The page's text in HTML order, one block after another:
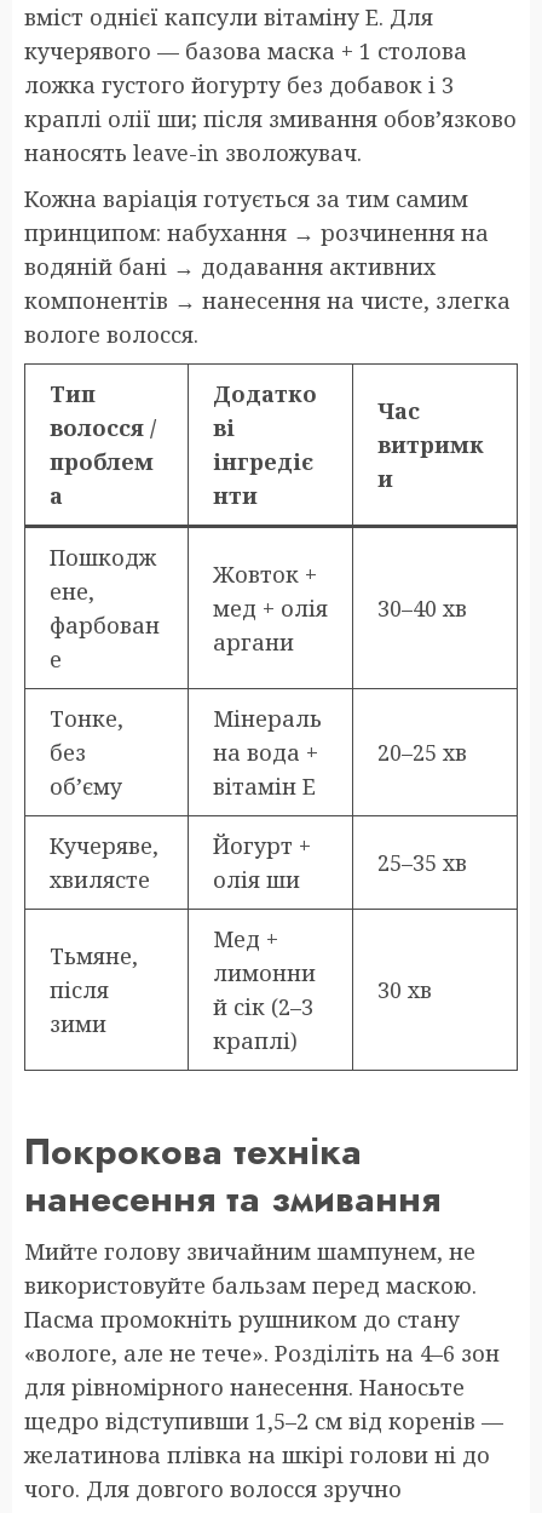
вміст однієї капсули вітаміну E. Для
кучерявого — базова маска + 1 столова
ложка густого йогурту без добавок і 3
краплі олії ши; після змивання обов’язково
наносять leave-in зволожувач.
Кожна варіація готується за тим самим
принципом: набухання → розчинення на
водяній бані → додавання активних
компонентів → нанесення на чисте, злегка
вологе волосся.
Тип
волосся /
проблем
а
Додатко
ві
інгредіє
нти
Час
витримк
и
Пошкодж
ене,
фарбован
е
Жовток +
мед + олія
аргани
30–40 хв
Тонке,
без
об’єму
Мінераль
на вода +
вітамін E
20–25 хв
Кучеряве,
хвилясте
Йогурт +
олія ши
25–35 хв
Тьмяне,
після
зими
Мед +
лимонни
й сік (2–3
краплі)
30 хв
Покрокова техніка
нанесення та змивання
Мийте голову звичайним шампунем, не
використовуйте бальзам перед маскою.
Пасма промокніть рушником до стану
«вологе, але не тече». Розділіть на 4–6 зон
для рівномірного нанесення. Наносьте
щедро відступивши 1,5–2 см від коренів —
желатинова плівка на шкірі голови ні до
чого. Для довгого волосся зручно